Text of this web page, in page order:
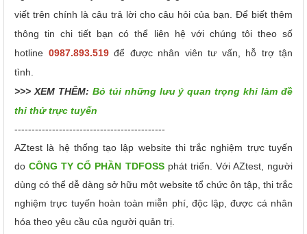
viết trên chính là câu trả lời cho câu hỏi của bạn. Để biết thêm
thông tin chi tiết bạn có thể liên hệ với chúng tôi theo số
hotline 0987.893.519để được nhân viên tư vấn, hỗ trợ tận
tình.
>>> XEM THÊM: Bỏ túi những lưu ý quan trọng khi làm đề
thi thử trực tuyến
--------------------------------------------
AZtest là hệ thống tạo lập website thi trắc nghiệm trực tuyến
do CÔNG TY CỔ PHẦN TDFOSS phát triển.
Với AZtest, người
dùng có thể dễ dàng sở hữu một website tổ chức ôn tập, thi trắc
nghiệm trực tuyến hoàn toàn miễn phí, độc lập, được cá nhân
hóa theo yêu cầu của người quản trị.